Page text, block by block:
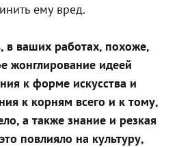
ему вред.
ваших работах, похоже,
жонглирование идеей
к форме искусства и
к корням всего и к тому,
а также знание и резкая
повлияло на культуру,